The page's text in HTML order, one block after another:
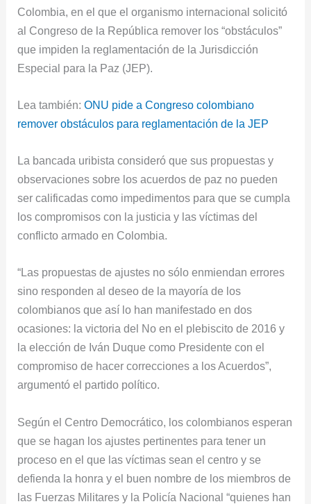
Colombia, en el que el organismo internacional solicitó
al Congreso de la República remover los “obstáculos”
que impiden la reglamentación de la Jurisdicción
Especial para la Paz (JEP).
Lea también:ONU pide a Congreso colombiano
remover obstáculos para reglamentación de la JEP
La bancada uribista consideró que sus propuestas y
observaciones sobre los acuerdos de paz no pueden
ser calificadas como impedimentos para que se cumpla
los compromisos con la justicia y las víctimas del
conflicto armado en Colombia.
“Las propuestas de ajustes no sólo enmiendan errores
sino responden al deseo de la mayoría de los
colombianos que así lo han manifestado en dos
ocasiones: la victoria del No en el plebiscito de 2016 y
la elección de Iván Duque como Presidente con el
compromiso de hacer correcciones a los Acuerdos”,
argumentó el partido político.
Según el Centro Democrático, los colombianos esperan
que se hagan los ajustes pertinentes para tener un
proceso en el que las víctimas sean el centro y se
defienda la honra y el buen nombre de los miembros de
las Fuerzas Militares y la Policía Nacional “quienes han